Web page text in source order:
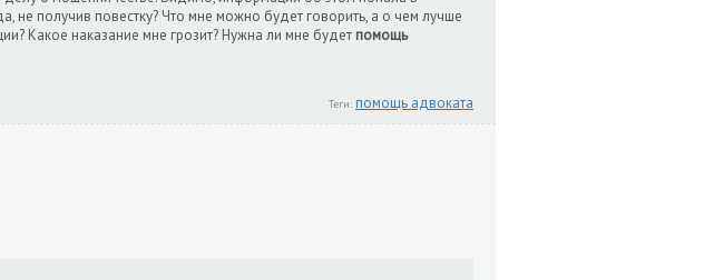
не получив повестку? Что мне можно будет говорить, а о чем лучше
Какое наказание мне грозит? Нужна ли мне будет помощь
Теги: помощь адвоката